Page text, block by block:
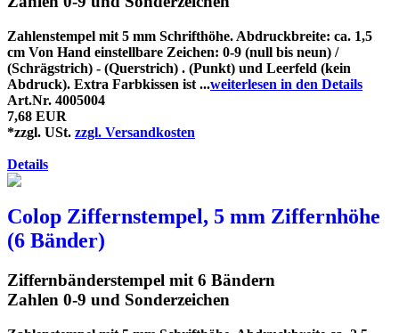
Zahlenstempel mit 5 mm Schrifthöhe. Abdruckbreite: ca. 1,5
cm Von Hand einstellbare Zeichen: 0-9 (null bis neun) /
(Schrägstrich) - (Querstrich) . (Punkt) und Leerfeld (kein
Abdruck). Extra Farbkissen ist ...weiterlesen in den Details
Art.Nr. 4005004
7,68 EUR
*zzgl. USt. zzgl. Versandkosten
Details
Colop Ziffernstempel, 5 mm Ziffernhöhe
(6 Bänder)
Ziffernbänderstempel mit 6 Bändern
Zahlen 0-9 und Sonderzeichen